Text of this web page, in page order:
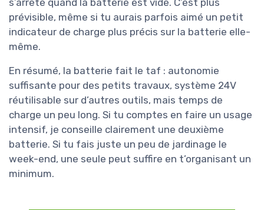
prévisible, même si tu aurais parfois aimé un petit
indicateur de charge plus précis sur la batterie elle-
même.
En résumé, la batterie fait le taf : autonomie
suffisante pour des petits travaux, système 24V
réutilisable sur d’autres outils, mais temps de
charge un peu long. Si tu comptes en faire un usage
intensif, je conseille clairement une deuxième
batterie. Si tu fais juste un peu de jardinage le
week-end, une seule peut suffire en t’organisant un
minimum.